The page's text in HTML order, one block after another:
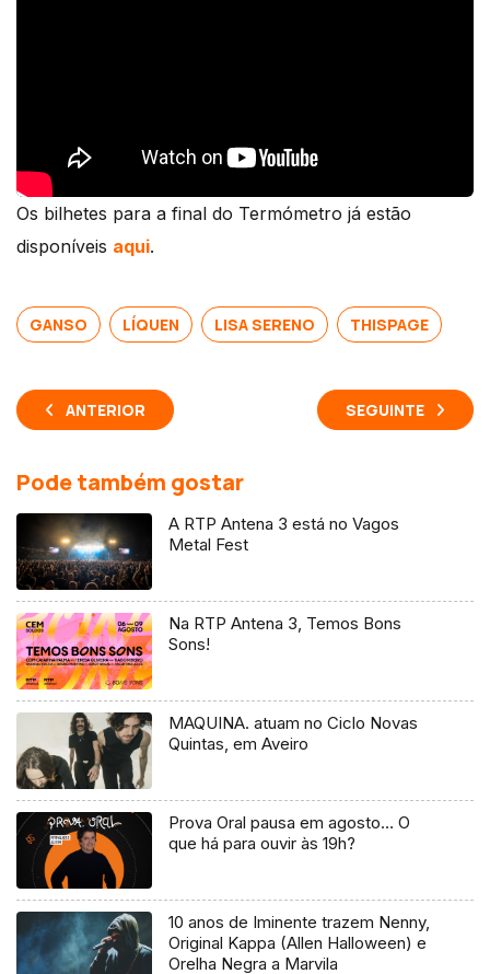
Os bilhetes para a final do Termómetro já estão
disponíveis aqui.
GANSO LÍQUEN LISA SERENO THISPAGE
ANTERIOR SEGUINTE
Pode também gostar
A RTP Antena 3 está no Vagos
Metal Fest
Na RTP Antena 3, Temos Bons
Sons!
MAQUINA. atuam no Ciclo Novas
Quintas, em Aveiro
Prova Oral pausa em agosto… O
que há para ouvir às 19h?
10 anos de Iminente trazem Nenny,
Original Kappa (Allen Halloween) e
Orelha Negra a Marvila